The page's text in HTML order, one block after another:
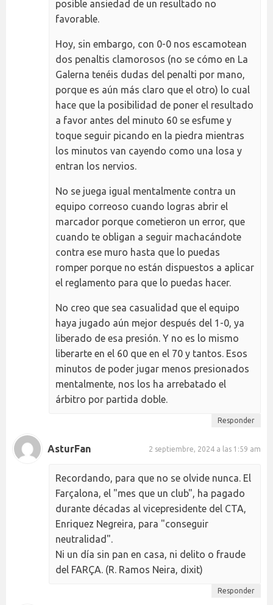
posible ansiedad de un resultado no
favorable.
Hoy, sin embargo, con 0-0 nos escamotean
dos penaltis clamorosos (no se cómo en La
Galerna tenéis dudas del penalti por mano,
porque es aún más claro que el otro) lo cual
hace que la posibilidad de poner el resultado
a favor antes del minuto 60 se esfume y
toque seguir picando en la piedra mientras
los minutos van cayendo como una losa y
entran los nervios.
No se juega igual mentalmente contra un
equipo correoso cuando logras abrir el
marcador porque cometieron un error, que
cuando te obligan a seguir machacándote
contra ese muro hasta que lo puedas
romper porque no están dispuestos a aplicar
el reglamento para que lo puedas hacer.
No creo que sea casualidad que el equipo
haya jugado aún mejor después del 1-0, ya
liberado de esa presión. Y no es lo mismo
liberarte en el 60 que en el 70 y tantos. Esos
minutos de poder jugar menos presionados
mentalmente, nos los ha arrebatado el
árbitro por partida doble.
Responder
AsturFan 2 septiembre, 2024 a las 1:59 am
Recordando, para que no se olvide nunca. El
Farçalona, el "mes que un club", ha pagado
durante décadas al vicepresidente del CTA,
Enriquez Negreira, para "conseguir
neutralidad".
Ni un día sin pan en casa, ni delito o fraude
del FARÇA. (R. Ramos Neira, dixit)
Responder